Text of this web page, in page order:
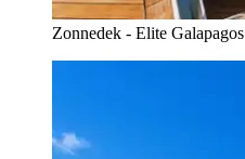
Zonnedek - Elite Galapagos